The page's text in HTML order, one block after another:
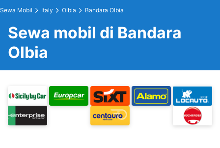
Sewa Mobil Italy Olbia Bandara Olbia
Sewa mobil di Bandara
Olbia